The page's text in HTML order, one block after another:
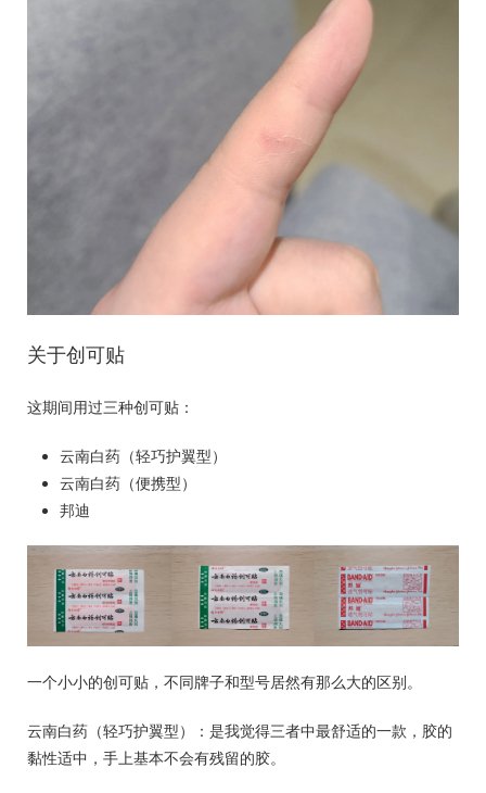
关于创可贴
这期间用过三种创可贴：
云南白药（轻巧护翼型）
云南白药（便携型）
邦迪
一个小小的创可贴，不同牌子和型号居然有那么大的区别。
云南白药（轻巧护翼型）：是我觉得三者中最舒适的一款，胶的
黏性适中，手上基本不会有残留的胶。